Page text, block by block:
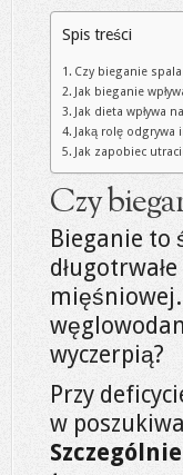
Spis treści
Czy bieganie
Jak bieganie
Jak dieta wpływa
Jaką rolę
Jak zapobiec
Czy
Bieganie to
wyczerpią?
Przy
w